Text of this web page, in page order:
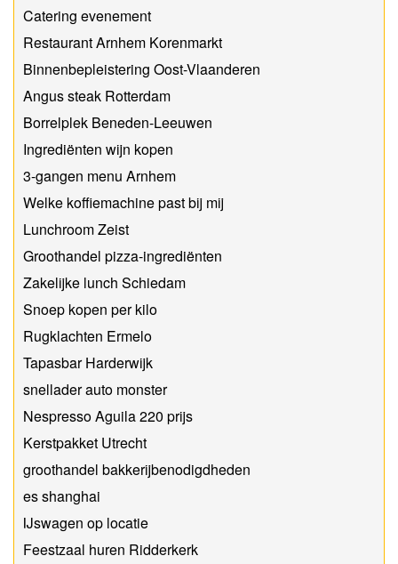
Catering evenement
Restaurant Arnhem Korenmarkt
Binnenbepleistering Oost-Vlaanderen
Angus steak Rotterdam
Borrelplek Beneden-Leeuwen
Ingrediënten wijn kopen
3-gangen menu Arnhem
Welke koffiemachine past bij mij
Lunchroom Zeist
Groothandel pizza-ingrediënten
Zakelijke lunch Schiedam
Snoep kopen per kilo
Rugklachten Ermelo
Tapasbar Harderwijk
snellader auto monster
Nespresso Aguila 220 prijs
Kerstpakket Utrecht
groothandel bakkerijbenodigdheden
es shanghai
IJswagen op locatie
Feestzaal huren Ridderkerk